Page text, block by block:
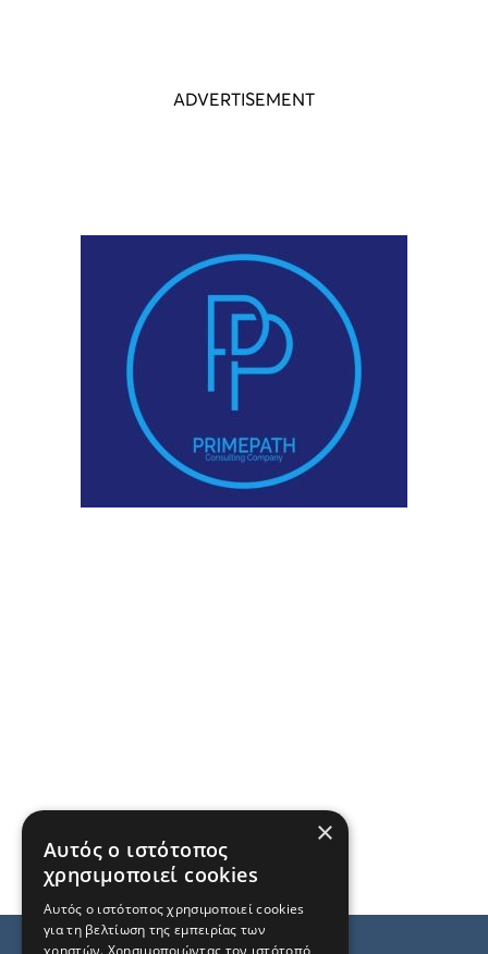
×
Αυτός ο ιστότοπος
χρησιμοποιεί cookies
Αυτός ο ιστότοπος χρησιμοποιεί cookies
για τη βελτίωση της εμπειρίας των
χρηστών. Χρησιμοποιώντας τον ιστότοπό